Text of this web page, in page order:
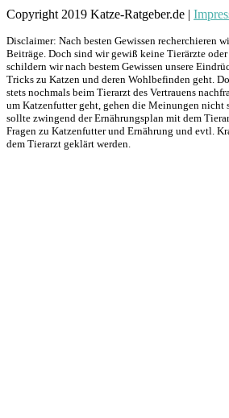
Copyright 2019 Katze-Ratgeber.de |
Disclaimer: Nach besten Gewissen recherchieren
Beiträge. Doch sind wir gewiß keine Tierärzte
schildern wir nach bestem Gewissen unsere
Tricks zu Katzen und deren Wohlbefinden geht.
stets nochmals beim Tierarzt des Vertrauens
um Katzenfutter geht, gehen die Meinungen nicht
sollte zwingend der Ernährungsplan mit dem
Fragen zu Katzenfutter und Ernährung und evtl.
dem Tierarzt geklärt werden.